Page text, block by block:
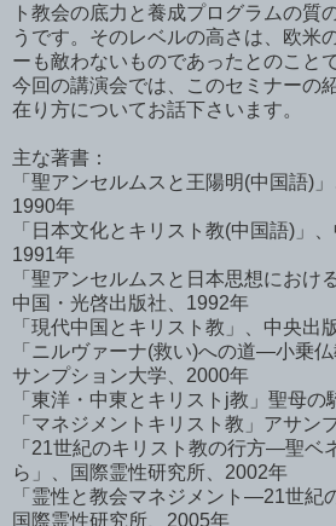
ト教会の底力と養成プログラムの質
うです。そのレベルの高さは、欧米
ーも敵わないものであったとのことで
今回の講演会では、このセミナーの
在り方についてお話下さいます。
主な著書：
「聖アンセルムスと王陽明(中国語)
1990年
「日本文化とキリスト教(中国語)」
1991年
「聖アンセルムスと日本思想にお
中国・光啓出版社、1992年
「現代中国とキリスト教」、中央出
「ニルヴァーナ(救い)への道―小乗
サンプション大学、2000年
「東洋・中東とキリストj教」聖母の
「マネジメントキリスト教」アサン
「21世紀のキリスト教の行方―聖ベ
ら」、国際霊性研究所、2002年
「霊性と教会マネジメント―21世紀
国際霊性研究所、2005年